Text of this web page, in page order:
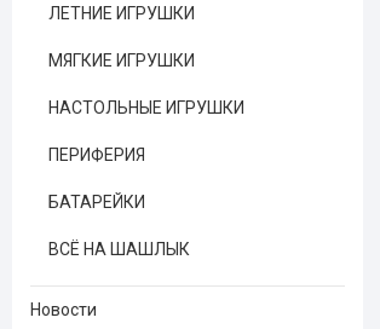
ЛЕТНИЕ ИГРУШКИ
МЯГКИЕ ИГРУШКИ
НАСТОЛЬНЫЕ ИГРУШКИ
ПЕРИФЕРИЯ
БАТАРЕЙКИ
ВСЁ НА ШАШЛЫК
Новости